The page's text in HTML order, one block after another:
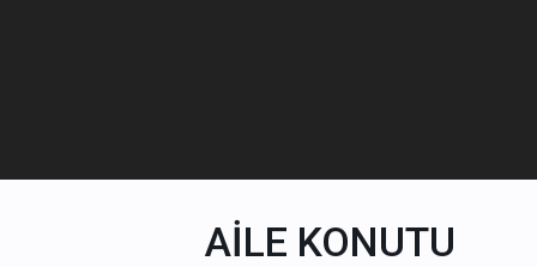
AİLE KONUTU